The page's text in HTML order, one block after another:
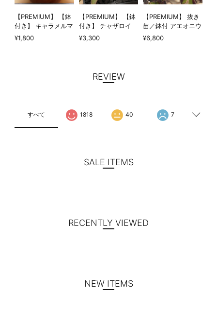
【PREMIUM】 【鉢
付き】 キャラメルマ
キアート 見本株
Echeveria 'Caramel
¥1,800
【PREMIUM】 【鉢
付き】 チャザロイ
長期LED育成株
Agave chazaroi
¥3,300
【PREMIUM】 抜き
苗／鉢付 アエオニウ
ム 水墨画 超大群生
Aeonium 'Ink
¥6,800
REVIEW
すべて 1818 40 7
SALE ITEMS
RECENTLY VIEWED
NEW ITEMS